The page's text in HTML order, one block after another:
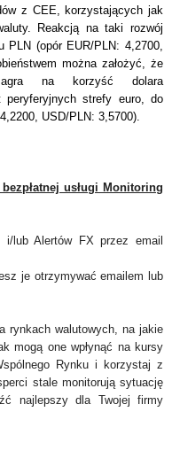
z CEE, korzystających jak
Reakcją na taki rozwój
(opór EUR/PLN: 4,2700,
można założyć, że
na korzyść dolara
peryferyjnych strefy euro, do
USD/PLN: 3,5700).
usługi Monitoring
i/lub Alertów FX przez email
je otrzymywać emailem lub
rynkach walutowych, na jakie
mogą one wpłynąć na kursy
Rynku i korzystaj z
stale monitorują sytuację
najlepszy dla Twojej firmy